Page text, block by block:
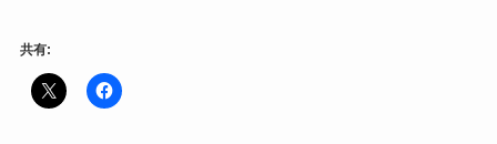
共有: